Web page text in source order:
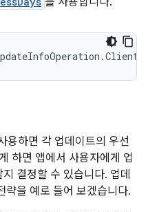
.
하면 각 업데이트의 우선
하면 앱에서 사용자에게 업
결정할 수 있습니다. 업데
략을 예로 들어 보겠습니다.